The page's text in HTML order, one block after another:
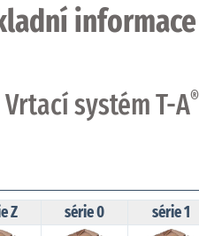
Vrtací systém T-A®
Z série 0 série 1